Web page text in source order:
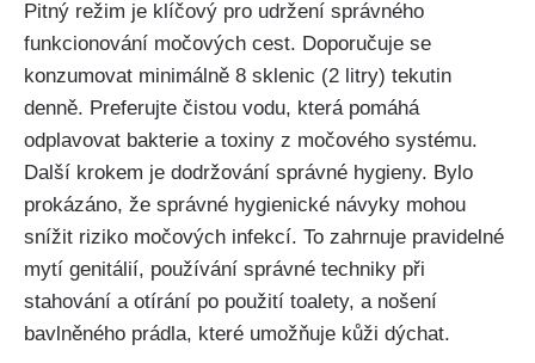
⁤Pitný režim je klíčový pro udržení správného
funkcionování močových cest.⁢ Doporučuje ‍se
konzumovat minimálně 8 sklenic ‍(2 litry) tekutin
denně. Preferujte⁢ čistou vodu, která pomáhá
odplavovat bakterie a toxiny z močového systému.
⁢Další krokem je⁤ dodržování správné hygieny.⁢ Bylo​
prokázáno, že​ správné ⁢hygienické ⁣návyky mohou
⁣snížit ​riziko močových ‌infekcí. To zahrnuje⁢ pravidelné
mytí genitálií, používání správné techniky při
stahování ⁢a ⁣otírání po ⁢použití toalety, a nošení
bavlněného prádla,‌ které umožňuje kůži dýchat.